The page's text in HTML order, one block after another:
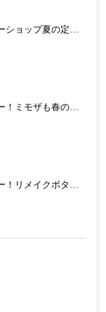
ハンドメイドアクセサリーショップ夏の定番クリアアクセ
ハンドメイドアクセサリー！ミモザも春の人気定番フラワーとなりました
ハンドメイドアクセサリー！リメイクボタンのアクセサリーが最高です！